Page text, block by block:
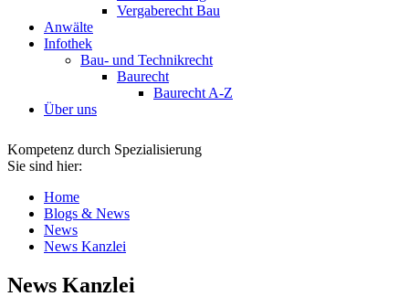
Vergaberecht Bau
Anwälte
Infothek
Bau- und Technikrecht
Baurecht
Baurecht A-Z
Über uns
Kompetenz durch Spezialisierung
Sie sind hier:
Home
Blogs & News
News
News Kanzlei
News Kanzlei